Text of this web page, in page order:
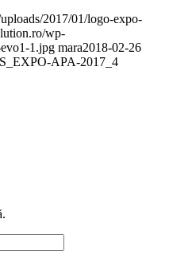
2017/01/logo-expo-
wp-
1.jpg mara2018-02-26
APA-2017_4